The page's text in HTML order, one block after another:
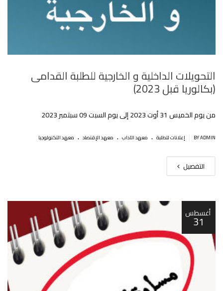
التحويلات الداخلية و الخارجية للطلبة القدامى
(بكالوريا قبل 2023)
من يوم الخميس 31 أوت 2023 إلى يوم السبت 09 سبتمبر 2023
BY ADMIN إعلانات للطلبة . معهد الآداب . معهد الإقتصاد . معهد التكنولوجيا
التفصيل
أغسطس
31